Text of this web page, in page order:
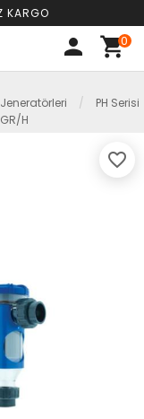
KARGO
person shopping_cart0
PH Serisi
H
favorite_border